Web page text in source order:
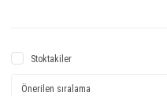
Stoktakiler